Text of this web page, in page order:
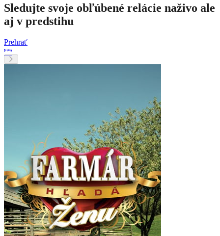
Sledujte svoje obľúbené relácie naživo ale
aj v predstihu
Prehrať